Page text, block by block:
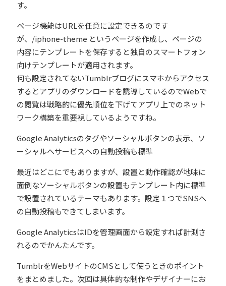
す。
ページ機能はURLを任意に設定できるのです
が、/iphone-theme というページを作成し、ページの
内容にテンプレートを保存すると独自のスマートフォン
向けテンプレートが適用されます。
何も設定されてないTumblrブログにスマホからアクセス
するとアプリのダウンロードを誘導しているのでWebで
の閲覧は戦略的に優先順位を下げてアプリ上でのネット
ワーク構築を重要視しているようですね。
Google Analyticsのタグやソーシャルボタンの表示、ソ
ーシャルへサービスへの自動投稿も標準
最近はどこにでもありますが、設置と動作確認が地味に
面倒なソーシャルボタンの設置もテンプレート内に標準
で設置されているテーマもあります。設定１つでSNSへ
の自動投稿もできてしまいます。
Google AnalyticsはIDを管理画面から設定すれば計測さ
れるのでかんたんです。
TumblrをWebサイトのCMSとして使うときのポイント
をまとめました。次回は具体的な制作やデザイナーにお